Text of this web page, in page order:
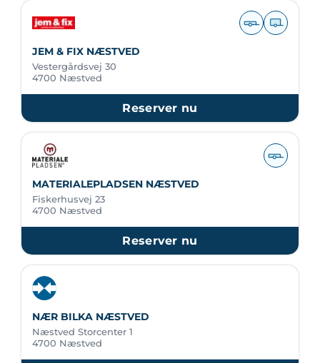
JEM & FIX NÆSTVED
Vestergårdsvej 30
4700 Næstved
Reserver nu
MATERIALEPLADSEN NÆSTVED
Fiskerhusvej 23
4700 Næstved
Reserver nu
NÆR BILKA NÆSTVED
Næstved Storcenter 1
4700 Næstved